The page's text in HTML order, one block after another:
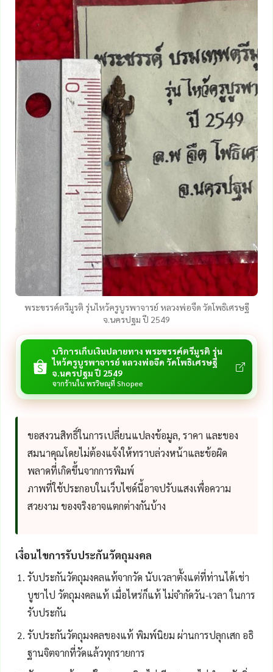
พระขรรค์ตรีมูรติ รุ่นไหว้ครูบูรพาจารย์ หลวงพ่อจืด วัดโพธิเศรษฐี
จ.นครปฐม ปี 2549
บริการเก็บเงินปลายทาง พระขรรค์ตรีมูรติ รุ่น
ไหว้ครูบูรพาจารย์ หลวงพ่อจืด วัดโพธิเศรษฐี
จ.นครปฐม ปี 2549
จากร้านใน พรวิษณุที่ Shopee
ขอสงวนสิทธิ์ในการเปลี่ยนแปลงข้อมูล, ราคา และของ
สมนาคุณโดยไม่ต้องแจ้งให้ทราบล่วงหน้าและข้อผิด
พลาดที่เกิดขึ้นจากการพิมพ์
ภาพที่ใช้ประกอบในเว็บไซด์นี้อาจปรับแสงเพื่อความ
สวยงาม ของจริงอาจแตกต่างกันบ้าง
เงื่อนไขการรับประกันวัตถุมงคล
รับประกันวัตถุมงคลแท้จากวัด นับเวลาตั้งแต่ที่ท่านได้เช่า
บูชาไป วัตถุมงคลแท้ เมื่อไหร่ก็แท้ ไม่จำกัดวัน-เวลา ในการ
รับประกัน
รับประกันวัตถุมงคลของแท้ พิมพ์นิยม ผ่านการปลุกเสก อธิ
ฐานจิตจากที่วัดแล้วทุกรายการ